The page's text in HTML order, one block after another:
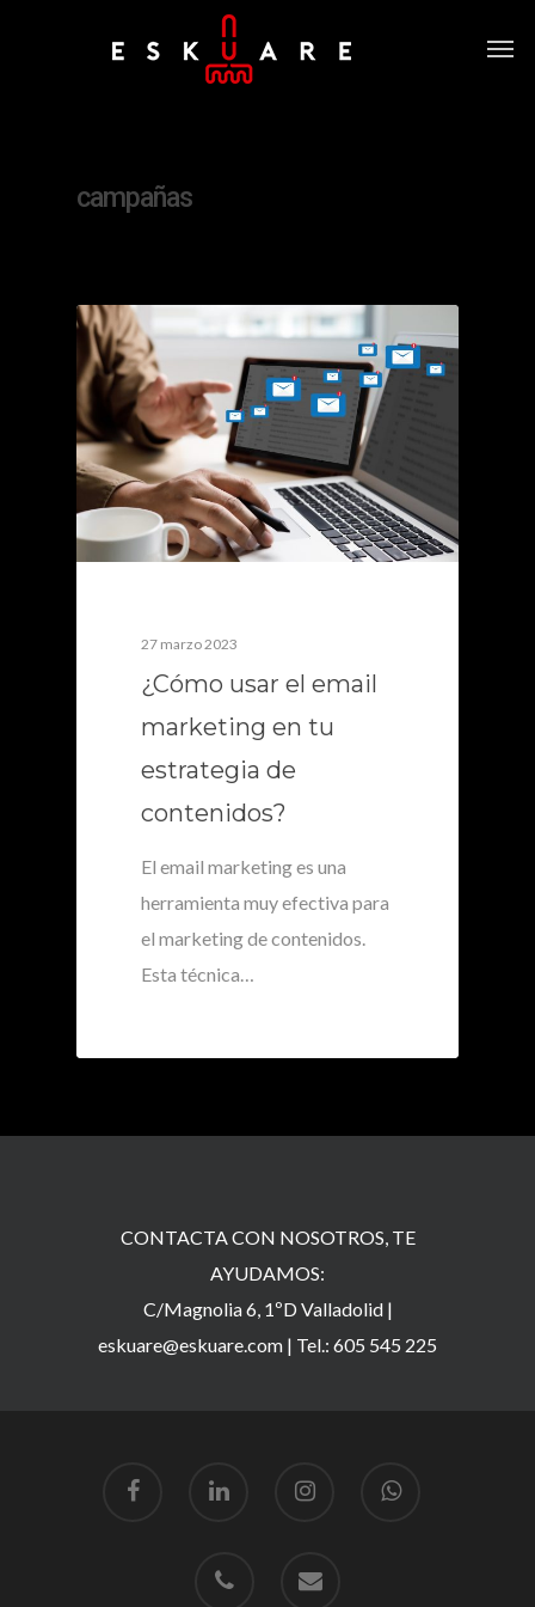
campañas
27 marzo 2023
¿Cómo usar el email
marketing en tu
estrategia de
contenidos?
El email marketing es una
herramienta muy efectiva para
el marketing de contenidos.
Esta técnica…
CONTACTA CON NOSOTROS, TE
AYUDAMOS:
C/Magnolia 6, 1ºD Valladolid |
eskuare@eskuare.com | Tel.: 605 545 225